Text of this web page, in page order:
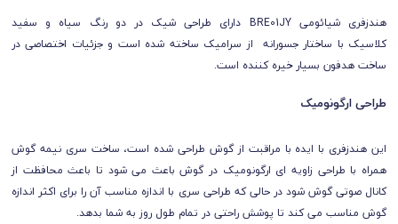
هندزفری شیائومی BRE01JY دارای طراحی شیک در دو رنگ سیاه و سفید
کلاسیک با ساختار جسورانه از سرامیک ساخته شده است و جزئیات اختصاصی در
ساخت هدفون بسیار خیره کننده است.
طراحی ارگونومیک
این هندزفری با ایده با مراقبت از گوش طراحی شده است، ساخت سری نیمه گوش
همراه با طراحی زاویه ای ارگونومیک در گوش باعث می شود تا باعث محافظت از
کانال صوتی گوش شود در حالی که طراحی سری با اندازه مناسب آن را برای اکثر اندازه
گوش مناسب می کند تا پوشش راحتی در تمام طول روز به شما بدهد.